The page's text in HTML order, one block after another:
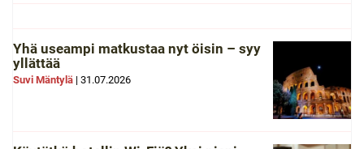
Yhä useampi matkustaa nyt öisin – syy
yllättää
Suvi Mäntylä | 31.07.2026